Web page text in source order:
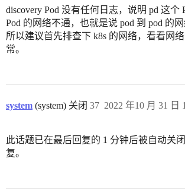
discovery Pod 没有任何日志，说明 pd 这个
Pod 的网络不通，也就是说 pod 到 pod 的网
所以建议首先排查下 k8s 的网络，看看网
常。
system (system) 关闭 2022 年10 月 31 日
37
此话题已在最后回复的 1 分钟后被自动关
复。